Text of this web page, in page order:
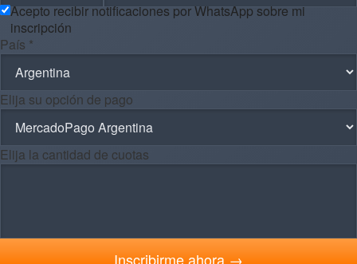
Acepto recibir notificaciones por WhatsApp sobre mi
inscripción
País *
Elija su opción de pago
Elija la cantidad de cuotas
Inscribirme ahora →